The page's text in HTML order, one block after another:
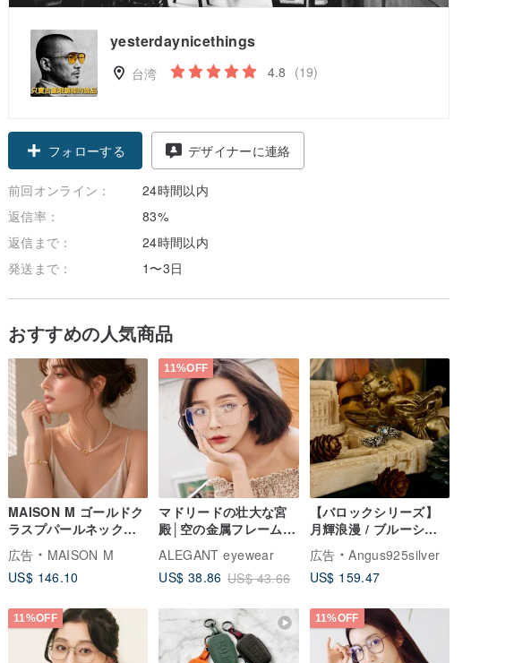
yesterdaynicethings
台湾 4.8 (19)
フォローする デザイナーに連絡
前回オンライン：
24時間以内
返信率：
83%
返信まで：
24時間以内
発送まで：
1〜3日
おすすめの人気商品
MAISON M ゴールドク
ラスプパールネックレ
ス
広告
MAISON M
US$ 146.10
11%OFF
マドリードの壮大な宮
殿│空の金属フレームの
な感覚UV400ブルーラ
イトフィルターグラス
ALEGANT eyewear
US$ 38.86 US$ 43.66
【バロックシリーズ】
月輝浪漫 / ブルーシラ
ー ムーンストーン / シ
ルバー
広告
Angus925silver
US$ 159.47
11%OFF 11%OFF